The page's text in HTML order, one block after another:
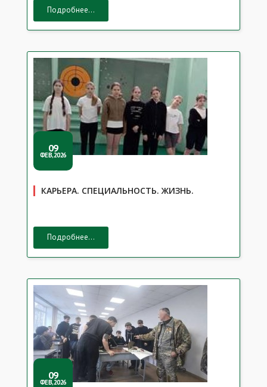
Подробнее...
09
ФЕВ,2026
КАРЬЕРА. СПЕЦИАЛЬНОСТЬ. ЖИЗНЬ.
Подробнее...
09
ФЕВ,2026